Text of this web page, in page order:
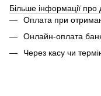
Більше інформації про
Оплата при
Онлайн-оплата
Через касу чи